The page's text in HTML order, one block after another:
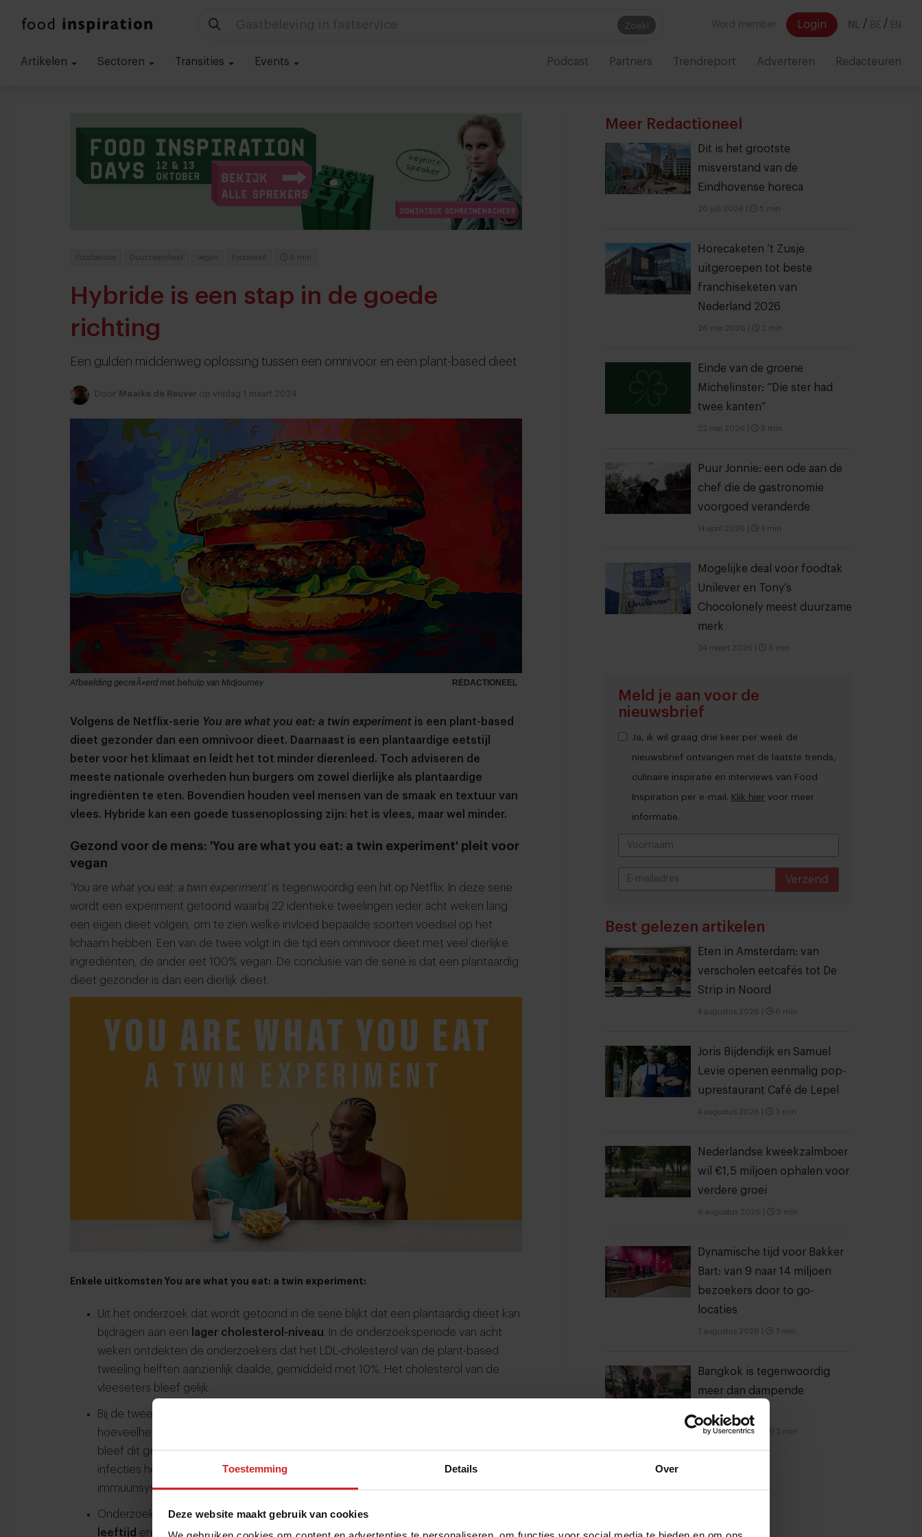
Toestemming Details Over
Deze website maakt gebruik van cookies
Zoek!
Technologie in foodservice Word member Login NL / BE / EN
Artikelen Sectoren Transities Events Podcast Partners Trendreport Adverteren Redacteuren
Foodservice Duurzaamheid Vegan Foodretail 6 min
Hybride is een stap in de goede
richting
Een gulden middenweg oplossing tussen een omnivoor en een plant-based dieet
Door Maaike de Reuver op vrijdag 1 maart 2024
REDACTIONEEL
Afbeelding gecreÃ«erd met behulp van Midjourney
Volgens de Netflix-serie You are what you eat: a twin experiment is een plant-based
dieet gezonder dan een omnivoor dieet. Daarnaast is een plantaardige eetstijl
beter voor het klimaat en leidt het tot minder dierenleed. Toch adviseren de
meeste nationale overheden hun burgers om zowel dierlijke als plantaardige
ingrediënten te eten. Bovendien houden veel mensen van de smaak en textuur van
vlees. Hybride kan een goede tussenoplossing zijn: het is vlees, maar wel minder.
Gezond voor de mens: 'You are what you eat: a twin experiment' pleit voor
vegan
‘You are what you eat: a twin experiment’ is tegenwoordig een hit op Netflix. In deze serie
wordt een experiment getoond waarbij 22 identieke tweelingen ieder acht weken lang
een eigen dieet volgen, om te zien welke invloed bepaalde soorten voedsel op het
lichaam hebben. Een van de twee volgt in die tijd een omnivoor dieet met veel dierlijke
ingrediënten, de ander eet 100% vegan. De conclusie van de serie is dat een plantaardig
dieet gezonder is dan een dierlijk dieet.
Enkele uitkomsten You are what you eat: a twin experiment:
Uit het onderzoek dat wordt getoond in de serie blijkt dat een plantaardig dieet kan
bijdragen aan een lager cholesterol-niveau . In de onderzoeksperiode van acht
weken ontdekten de onderzoekers dat het LDL-cholesterol van de plant-based
tweeling helften aanzienlijk daalde, gemiddeld met 10%. Het cholesterol van de
vleeseters bleef gelijk.
Bij de tweelinghelften die een vegan dieet volgden, bleek na acht weken dat de
hoeveelheid
bleef dit gelijk. Dergelijke bacteriën zijn onderdeel van een gezond microbioom die
infecties helpen voorkomen en leiden tot een betere stofwisseling en een sterker
immuunsysteem.
Onderzoekers maakten in het experiment onderscheid tussen de
leeftijd en de kalenderleeftijd van de deelnemers. Daarin verwijst de biologische
Meer Redactioneel
Dit is het grootste
misverstand van de
Eindhovense horeca
20 juli 2026 5 min
Horecaketen ‘t Zusje
uitgeroepen tot beste
franchiseketen van
Nederland 2026
26 mei 2026 2 min
Einde van de groene
Michelinster: “Die ster had
twee kanten”
22 mei 2026 5 min
Puur Jonnie: een ode aan de
chef die de gastronomie
voorgoed veranderde
14 april 2026 4 min
Mogelijke deal voor foodtak
Unilever en Tony’s
Chocolonely meest duurzame
merk
24 maart 2026 3 min
Meld je aan voor de
nieuwsbrief
Ja, ik wil graag drie keer per week de
nieuwsbrief ontvangen met de laatste trends,
culinaire inspiratie en interviews van Food
Inspiration per e-mail. Klik hier voor meer
informatie.
Verzend
Best gelezen artikelen
Eten in Amsterdam: van
verscholen eetcafés tot De
Strip in Noord
4 augustus 2026 6 min
Joris Bijdendijk en Samuel
Levie openen eenmalig pop-
uprestaurant Café de Lepel
4 augustus 2026 3 min
Nederlandse kweekzalmboer
wil €1,5 miljoen ophalen voor
verdere groei
6 augustus 2026 5 min
Dynamische tijd voor Bakker
Bart: van 9 naar 14 miljoen
bezoekers door to go-
locaties
7 augustus 2026 7 min
Bangkok is tegenwoordig
meer dan dampende
3 augustus 2026 3 min